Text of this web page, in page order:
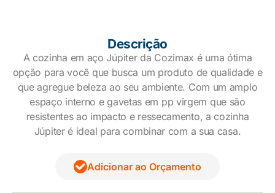
Descrição
A cozinha em aço Júpiter da Cozimax é uma ótima
opção para você que busca um produto de qualidade e
que agregue beleza ao seu ambiente. Com um amplo
espaço interno e gavetas em pp virgem que são
resistentes ao impacto e ressecamento, a cozinha
Júpiter é ideal para combinar com a sua casa.
Adicionar ao Orçamento